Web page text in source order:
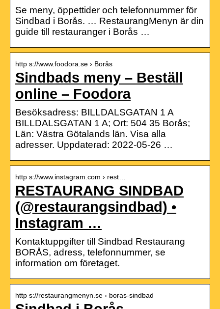
Se meny, öppettider och telefonnummer för
Sindbad i Borås. … RestaurangMenyn är din
guide till restauranger i Borås …
http s://www.foodora.se › Borås
Sindbads meny – Beställ
online – Foodora
Besöksadress: BILLDALSGATAN 1 A
BILLDALSGATAN 1 A; Ort: 504 35 Borås;
Län: Västra Götalands län. Visa alla
adresser. Uppdaterad: 2022-05-26 …
http s://www.instagram.com › rest…
RESTAURANG SINDBAD
(@restaurangsindbad) •
Instagram …
Kontaktuppgifter till Sindbad Restaurang
BORÅS, adress, telefonnummer, se
information om företaget.
http s://restaurangmenyn.se › boras-sindbad